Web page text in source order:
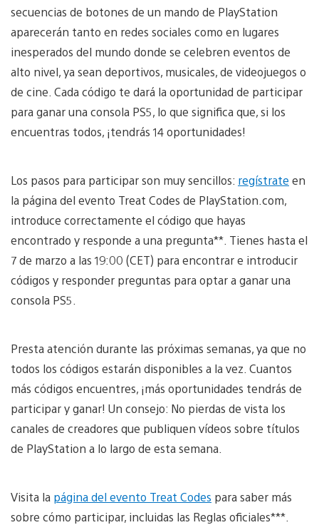
secuencias de botones de un mando de PlayStation
aparecerán tanto en redes sociales como en lugares
inesperados del mundo donde se celebren eventos de
alto nivel, ya sean deportivos, musicales, de videojuegos o
de cine. Cada código te dará la oportunidad de participar
para ganar una consola PS5, lo que significa que, si los
encuentras todos, ¡tendrás 14 oportunidades!
Los pasos para participar son muy sencillos: regístrate en
la página del evento Treat Codes de PlayStation.com,
introduce correctamente el código que hayas
encontrado y responde a una pregunta**. Tienes hasta el
7 de marzo a las 19:00 (CET) para encontrar e introducir
códigos y responder preguntas para optar a ganar una
consola PS5.
Presta atención durante las próximas semanas, ya que no
todos los códigos estarán disponibles a la vez. Cuantos
más códigos encuentres, ¡más oportunidades tendrás de
participar y ganar! Un consejo: No pierdas de vista los
canales de creadores que publiquen vídeos sobre títulos
de PlayStation a lo largo de esta semana.
Visita la página del evento Treat Codes para saber más
sobre cómo participar, incluidas las Reglas oficiales***.